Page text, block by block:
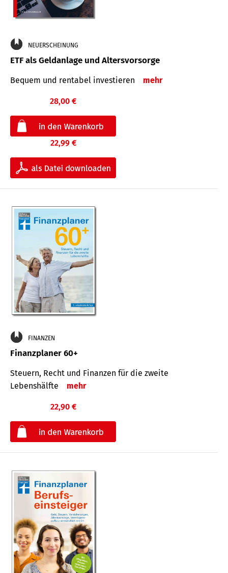
NEUERSCHEINUNG
ETF als Geldanlage und Altersvorsorge
Bequem und rentabel investieren mehr
28,00 €
22,99 €
FINANZEN
Finanzplaner 60+
Steuern, Recht und Finanzen für die zweite
Lebenshälfte
mehr
22,90 €